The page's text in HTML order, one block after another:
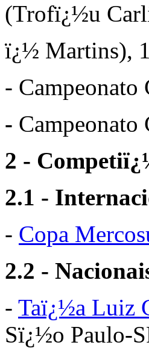
(Trofï¿½u
ï¿½ Martins),
-
-
2 -
2.1 -
- Copa
2.2 -
- Taï¿½a Luiz
Sï¿½o Paulo-